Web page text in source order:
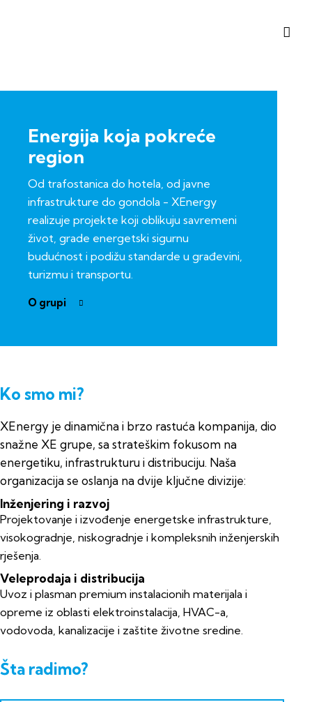
Energija koja pokreće
region
Od trafostanica do hotela, od javne
infrastrukture do gondola - XEnergy
realizuje projekte koji oblikuju savremeni
život, grade energetski sigurnu
budućnost i podižu standarde u građevini,
turizmu i transportu.
O grupi
Ko smo mi?
XEnergy je dinamična i brzo rastuća kompanija, dio
snažne XE grupe, sa strateškim fokusom na
energetiku, infrastrukturu i distribuciju. Naša
organizacija se oslanja na dvije ključne divizije:
Inženjering i razvoj
Projektovanje i izvođenje energetske infrastrukture,
visokogradnje, niskogradnje i kompleksnih inženjerskih
rješenja.
Veleprodaja i distribucija
Uvoz i plasman premium instalacionih materijala i
opreme iz oblasti elektroinstalacija, HVAC-a,
vodovoda, kanalizacije i zaštite životne sredine.
Šta radimo?